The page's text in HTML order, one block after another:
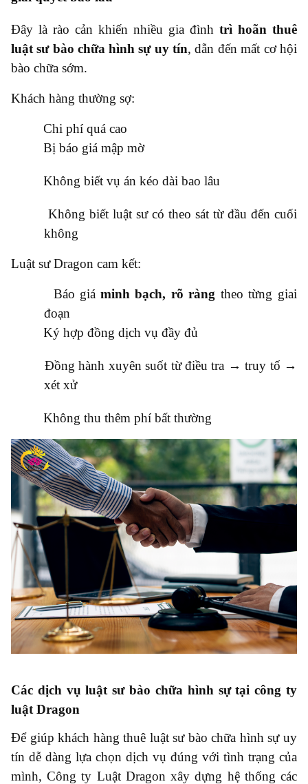
Đây là rào cản khiến nhiều gia đình trì hoãn thuê
luật sư bào chữa hình sự uy tín, dẫn đến mất cơ hội
bào chữa sớm.
Khách hàng thường sợ:
Chi phí quá cao
Bị báo giá mập mờ
Không biết vụ án kéo dài bao lâu
Không biết luật sư có theo sát từ đầu đến cuối
không
Luật sư Dragon cam kết:
Báo giá minh bạch, rõ ràng theo từng giai
đoạn
Ký hợp đồng dịch vụ đầy đủ
Đồng hành xuyên suốt từ điều tra → truy tố →
xét xử
Không thu thêm phí bất thường
Các dịch vụ luật sư bào chữa hình sự tại công ty
luật Dragon
Để giúp khách hàng thuê luật sư bào chữa hình sự uy
tín dễ dàng lựa chọn dịch vụ đúng với tình trạng của
mình, Công ty Luật Dragon xây dựng hệ thống các